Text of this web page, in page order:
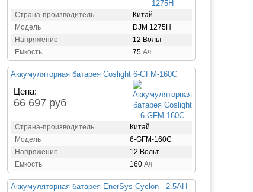
Страна-производитель
Китай
Модель
DJM 1275H
Напряжение
12 Вольт
Емкость
75 Ач
Аккумуляторная батарея Coslight 6-GFM-160C
Цена:
66 697 руб
Страна-производитель
Китай
Модель
6-GFM-160С
Напряжение
12 Вольт
Емкость
160 Ач
Аккумуляторная батарея EnerSys Cyclon - 2.5AH